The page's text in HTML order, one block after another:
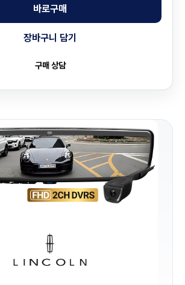
바로구매
장바구니 담기
구매 상담